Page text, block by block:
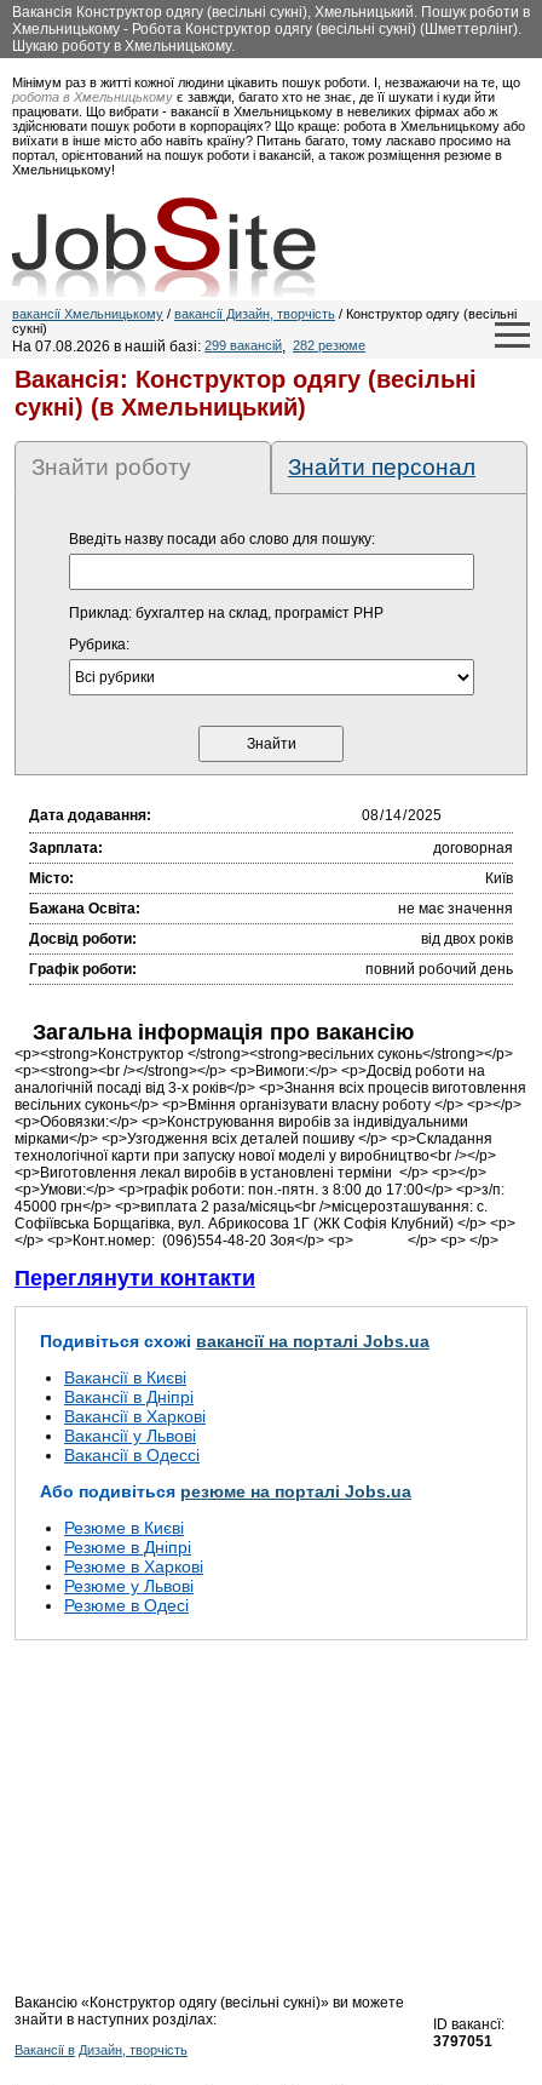
Вакансія Конструктор одягу (весільні сукні), Хмельницький. Пошук роботи в
Хмельницькому - Робота Конструктор одягу (весільні сукні) (Шметтерлінг).
Шукаю роботу в Хмельницькому.
Мінімум раз в житті кожної людини цікавить пошук роботи. І, незважаючи на те, що
робота в Хмельницькому є завжди, багато хто не знає, де її шукати і куди йти
працювати. Що вибрати - вакансії в Хмельницькому в невеликих фірмах або ж
здійснювати пошук роботи в корпораціях? Що краще: робота в Хмельницькому або
виїхати в інше місто або навіть країну? Питань багато, тому ласкаво просимо на
портал, орієнтований на пошук роботи і вакансій, а також розміщення резюме в
Хмельницькому!
вакансії Хмельницькому / вакансії Дизайн, творчість / Конструктор одягу (весільні
сукні)
На 07.08.2026 в нашій базі: 299 вакансій, 282 резюме
Вакансія: Конструктор одягу (весільні
сукні) (в Хмельницький)
Знайти роботу Знайти персонал
Введіть назву посади або слово для пошуку:
Приклад: бухгалтер на склад, програміст PHP
Рубрика:
Дата додавання:
Зарплата:
договорная
Місто:
Київ
Бажана Освіта:
не має значення
Досвід роботи:
від двох років
Графік роботи:
повний робочий день
Загальна інформація про вакансію
<p><strong>Конструктор </strong><strong>весільних суконь</strong></p>
<p><strong><br /></strong></p> <p>Вимоги:</p> <p>Досвід роботи на
аналогічній посаді від 3-х років</p> <p>Знання всіх процесів виготовлення
весільних суконь</p> <p>Вміння організувати власну роботу </p> <p></p>
<p>Обовязки:</p> <p>Конструювання виробів за індивідуальними
мірками</p> <p>Узгодження всіх деталей пошиву </p> <p>Складання
технологічної карти при запуску нової моделі у виробництво<br /></p>
<p>Виготовлення лекал виробів в установлені терміни </p> <p></p>
<p>Умови:</p> <p>графік роботи: пон.-пятн. з 8:00 до 17:00</p> <p>з/п:
45000 грн</p> <p>виплата 2 раза/місяць<br />місцерозташування: с.
Софіївська Борщагівка, вул. Абрикосова 1Г (ЖК Софія Клубний) </p> <p>
</p> <p>Конт.номер: (096)554-48-20 Зоя</p> <p> </p> <p> </p>
Переглянути контакти
Подивіться схожі вакансії на порталі Jobs.ua
Вакансії в Києві
Вакансії в Дніпрі
Вакансії в Харкові
Вакансії у Львові
Вакансії в Одессі
Або подивіться резюме на порталі Jobs.ua
Резюме в Києві
Резюме в Дніпрі
Резюме в Харкові
Резюме у Львові
Резюме в Одесі
Вакансію «Конструктор одягу (весільні сукні)» ви можете
знайти в наступних розділах:
Вакансії в Дизайн, творчість
ID вакансї:
3797051